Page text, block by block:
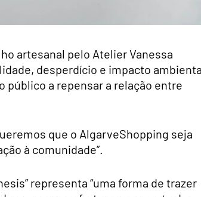
artesanal pelo Atelier Vanessa
desperdício e impacto
público a repensar a relação entre
que o AlgarveShopping seja
à comunidade”.
representa “uma forma de trazer